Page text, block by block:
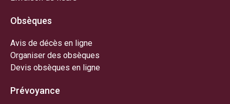
Obsèques
Avis de décès en ligne
Organiser des obsèques
Devis obsèques en ligne
Prévoyance